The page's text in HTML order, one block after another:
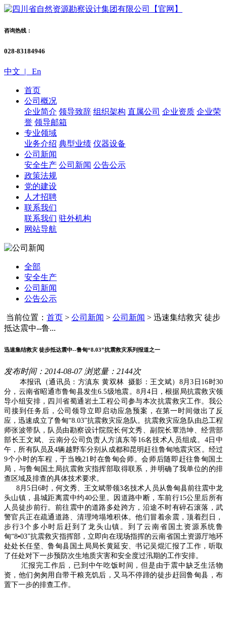
咨询热线：
028-83184946
中文 | En
首页
公司概况
企业简介 领导致辞 组织架构 直属公司 企业资质 企业荣
誉 领导邮箱
专业领域
业务介绍 典型业绩 仪器设备
公司新闻
安全生产 公司新闻 公告公示
政策法规
党的建设
人才招聘
联系我们
联系我们 驻外机构
网站导航
全部
安全生产
公司新闻
公告公示
当前位置： 首页 > 公司新闻 > 公司新闻 > 迅速集结救灾 徒步
抵达震中--鲁...
迅速集结救灾 徒步抵达震中--鲁甸“8.03”抗震救灾系列报道之一
发布时间：2014-08-07 浏览量：2144次
本报讯（通讯员：方滇东 黄双林 摄影：王文斌）8月3日16时30
分，云南省昭通市鲁甸县发生6.5级地震。8月4日，根据局抗震救灾领
导小组安排，四川省蜀通岩土工程公司参与本次抗震救灾工作。我公
司接到任务后，公司领导立即启动应急预案，在第一时间做出了反
应，迅速成立了鲁甸“8.03”抗震救灾应急队。抗震救灾应急队由总工程
师张波带队，队员由勘察设计院院长何文秀、副院长覃浩坤、经营部
部长王文斌、云南分公司负责人方滇东等16名技术人员组成。4日中
午，所有队员及4辆越野车分别从成都和昆明赶往鲁甸地震灾区。经过
9个小时的车程，于当晚21时在鲁甸会师。会师后随即赶往鲁甸国土
局，与鲁甸国土局抗震救灾指挥部取得联系，并明确了我单位的的排
查区域及排查的具体技术要求。
8月5日6时，何文秀、王文斌带领3名技术人员从鲁甸县前往震中龙
头山镇，县城距离震中约40公里。因道路中断，车前行15公里后所有
人员徒步前行。前往震中的道路多处跨方，沿途不时有碎石滚落，武
警官兵正在疏通道路、清理垮塌堆积体。他们冒着余震，顶着烈日，
步行3个多小时后赶到了龙头山镇。到了云南省国土资源系统鲁
甸“8▪03”抗震救灾指挥部，立即向在现场指挥的云南省国土资源厅地环
处处长任坚、鲁甸县国土局局长黄延安、书记吴焜汇报了工作，听取
了任处对下一步预防次生地质灾害和安全度过汛期的工作安排。
汇报完工作后，已到中午吃饭时间，但是由于震中缺乏生活物
资，他们匆匆用自带干粮充饥后，又马不停蹄的徒步赶回鲁甸县，布
置下一步的排查工作。